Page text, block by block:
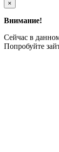
×
Внимание!
Сейчас в
Попробуйте